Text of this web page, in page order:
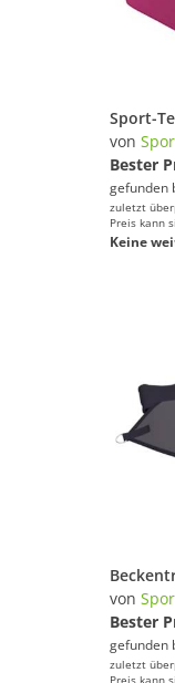
von
Bester
gefunden
zuletzt
Preis kann
Keine
von
Bester
gefunden
zuletzt
Preis kann